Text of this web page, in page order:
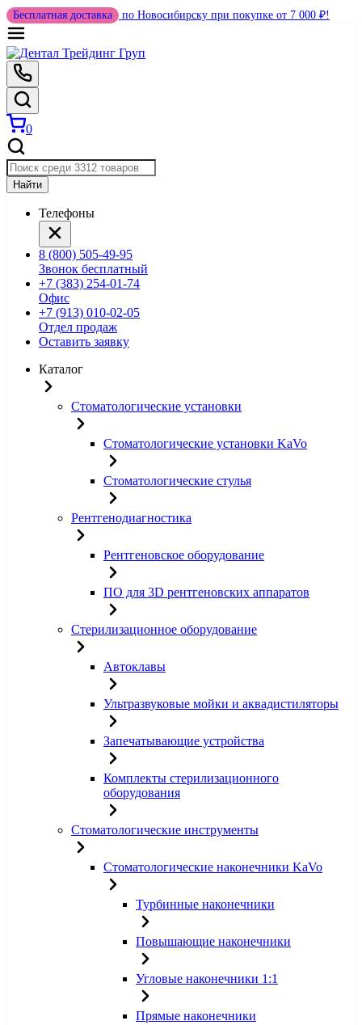
Бесплатная доставка по Новосибирску при покупке от 7 000 ₽!
0
Найти
Телефоны
8 (800) 505-49-95
Звонок бесплатный
+7 (383) 254-01-74
Офис
+7 (913) 010-02-05
Отдел продаж
Оставить заявку
Каталог
Стоматологические установки
Стоматологические установки KaVo
Стоматологические стулья
Рентгенодиагностика
Рентгеновское оборудование
ПО для 3D рентгеновских аппаратов
Стерилизационное оборудование
Автоклавы
Ультразвуковые мойки и аквадистиляторы
Запечатывающие устройства
Комплекты стерилизационного
оборудования
Стоматологические инструменты
Стоматологические наконечники KaVo
Турбинные наконечники
Повышающие наконечники
Угловые наконечники 1:1
Прямые наконечники